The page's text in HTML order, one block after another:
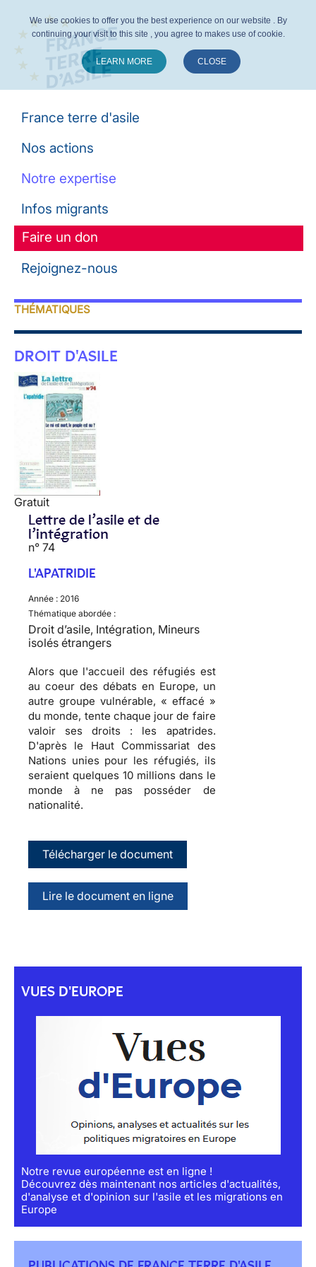
France terre d'asile
Nos actions
Notre expertise
Infos migrants
Faire un don
Rejoignez-nous
THÉMATIQUES
DROIT D'ASILE
Gratuit
Lettre de l’asile et de
l’intégration
n° 74
L'APATRIDIE
Année : 2016
Thématique abordée :
Droit d’asile, Intégration, Mineurs
isolés étrangers
Alors que l'accueil des réfugiés est
au coeur des débats en Europe, un
autre groupe vulnérable, « effacé »
du monde, tente chaque jour de faire
valoir ses droits : les apatrides.
D'après le Haut Commissariat des
Nations unies pour les réfugiés, ils
seraient quelques 10 millions dans le
monde à ne pas posséder de
nationalité.
Télécharger le document
Lire le document en ligne
VUES D'EUROPE
Notre revue européenne est en ligne !
Découvrez dès maintenant nos articles d'actualités,
d'analyse et d'opinion sur l'asile et les migrations en
Europe
We use cookies to offer you the best experience on our website . By
continuing your visit to this site , you agree to makes use of cookie.
LEARN MORE CLOSE